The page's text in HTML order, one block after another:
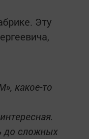
Эту
какое-то
до сложных